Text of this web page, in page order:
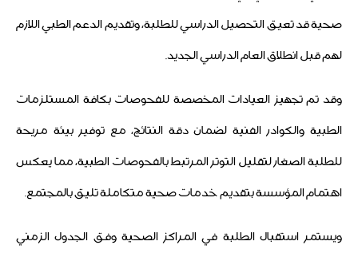
صحية قد تعيق التحصيل الدراسي للطلبة، وتقديم الدعم الطبي اللازم
لهم قبل انطلاق العام الدراسي الجديد.
وقد تم تجهيز العيادات المخصصة للفحوصات بكافة المستلزمات
الطبية والكوادر الفنية لضمان دقة النتائج، مع توفير بيئة مريحة
للطلبة الصغار لتقليل التوتر المرتبط بالفحوصات الطبية، مما يعكس
اهتمام المؤسسة بتقديم خدمات صحية متكاملة تليق بالمجتمع.
ويستمر استقبال الطلبة في المراكز الصحية وفق الجدول الزمني